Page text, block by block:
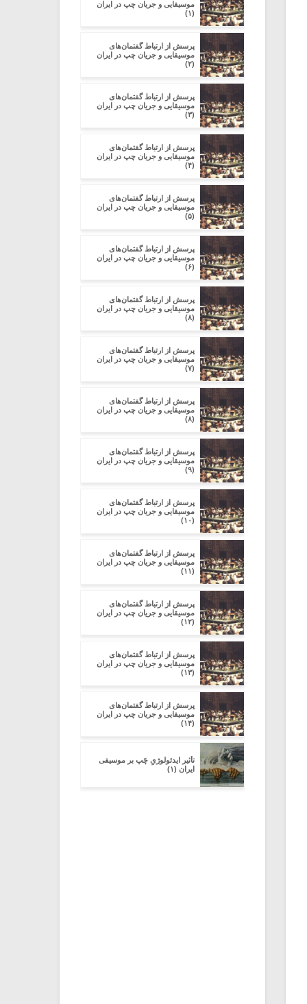
موسیقایی و جریان چپ در ایران
(۱)
پرسش از ارتباط گفتمان‌های
موسیقایی و جریان چپ در ایران
(۲)
پرسش از ارتباط گفتمان‌های
موسیقایی و جریان چپ در ایران
(۳)
پرسش از ارتباط گفتمان‌های
موسیقایی و جریان چپ در ایران
(۴)
پرسش از ارتباط گفتمان‌های
موسیقایی و جریان چپ در ایران
(۵)
پرسش از ارتباط گفتمان‌های
موسیقایی و جریان چپ در ایران
(۶)
پرسش از ارتباط گفتمان‌های
موسیقایی و جریان چپ در ایران
(۸)
پرسش از ارتباط گفتمان‌های
موسیقایی و جریان چپ در ایران
(۷)
پرسش از ارتباط گفتمان‌های
موسیقایی و جریان چپ در ایران
(۸)
پرسش از ارتباط گفتمان‌های
موسیقایی و جریان چپ در ایران
(۹)
پرسش از ارتباط گفتمان‌های
موسیقایی و جریان چپ در ایران
(۱۰)
پرسش از ارتباط گفتمان‌های
موسیقایی و جریان چپ در ایران
(۱۱)
پرسش از ارتباط گفتمان‌های
موسیقایی و جریان چپ در ایران
(۱۲)
پرسش از ارتباط گفتمان‌های
موسیقایی و جریان چپ در ایران
(۱۳)
پرسش از ارتباط گفتمان‌های
موسیقایی و جریان چپ در ایران
(۱۴)
تأثیر ایدئولوژیِ چَپ بر موسیقی
ایران (۱)